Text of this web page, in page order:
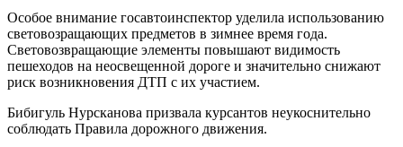
Особое внимание госавтоинспектор уделила использованию
световозращающих предметов в зимнее время года.
Световозвращающие элементы повышают видимость
пешеходов на неосвещенной дороге и значительно снижают
риск возникновения ДТП с их участием.
Бибигуль Нурсканова призвала курсантов неукоснительно
соблюдать Правила дорожного движения.